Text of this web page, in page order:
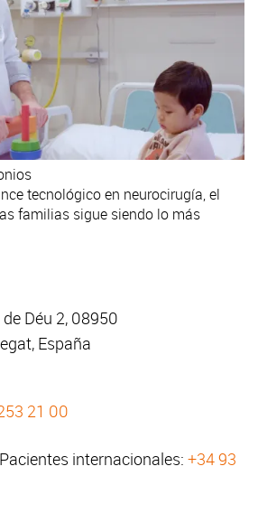
tecnológico en neurocirugía, el
familias sigue siendo lo más
Déu 2, 08950
España
21 00
internacionales: +34 93